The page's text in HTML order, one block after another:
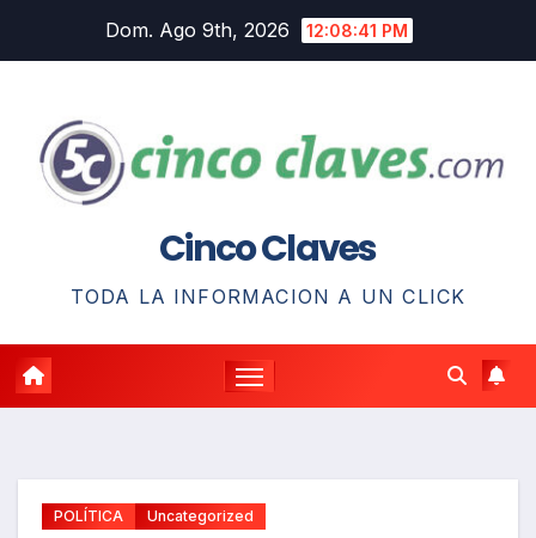
Dom. Ago 9th, 2026 12:08:42 PM
Cinco Claves
TODA LA INFORMACION A UN CLICK
POLÍTICA Uncategorized